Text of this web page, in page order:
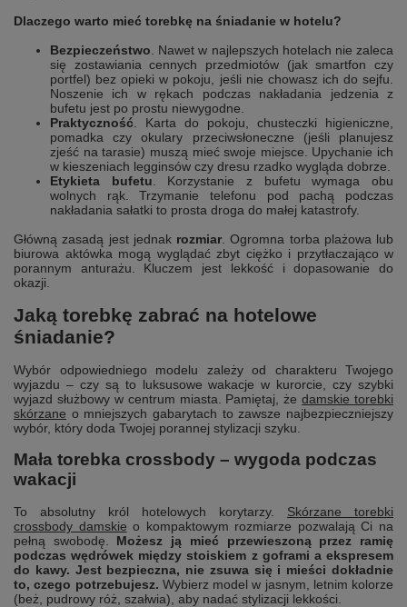
Dlaczego warto mieć torebkę na śniadanie w hotelu?
Bezpieczeństwo . Nawet w najlepszych hotelach nie zaleca
się zostawiania cennych przedmiotów (jak smartfon czy
portfel) bez opieki w pokoju, jeśli nie chowasz ich do sejfu.
Noszenie ich w rękach podczas nakładania jedzenia z
bufetu jest po prostu niewygodne.
Praktyczność . Karta do pokoju, chusteczki higieniczne,
pomadka czy okulary przeciwsłoneczne (jeśli planujesz
zjeść na tarasie) muszą mieć swoje miejsce. Upychanie ich
w kieszeniach legginsów czy dresu rzadko wygląda dobrze.
Etykieta bufetu . Korzystanie z bufetu wymaga obu
wolnych rąk. Trzymanie telefonu pod pachą podczas
nakładania sałatki to prosta droga do małej katastrofy.
Główną zasadą jest jednak rozmiar . Ogromna torba plażowa lub
biurowa aktówka mogą wyglądać zbyt ciężko i przytłaczająco w
porannym anturażu. Kluczem jest lekkość i dopasowanie do
okazji.
Jaką torebkę zabrać na hotelowe
śniadanie?
Wybór odpowiedniego modelu zależy od charakteru Twojego
wyjazdu – czy są to luksusowe wakacje w kurorcie, czy szybki
wyjazd służbowy w centrum miasta. Pamiętaj, żedamskie torebki
skórzane o mniejszych gabarytach to zawsze najbezpieczniejszy
wybór, który doda Twojej porannej stylizacji szyku.
Mała torebka crossbody – wygoda podczas
wakacji
To absolutny król hotelowych korytarzy. Skórzane torebki
crossbody damskie o kompaktowym rozmiarze pozwalają Ci na
pełną swobodę. Możesz ją mieć przewieszoną przez ramię
podczas wędrówek między stoiskiem z goframi a ekspresem
do kawy. Jest bezpieczna, nie zsuwa się i mieści dokładnie
to, czego potrzebujesz. Wybierz model w jasnym, letnim kolorze
(beż, pudrowy róż, szałwia), aby nadać stylizacji lekkości.